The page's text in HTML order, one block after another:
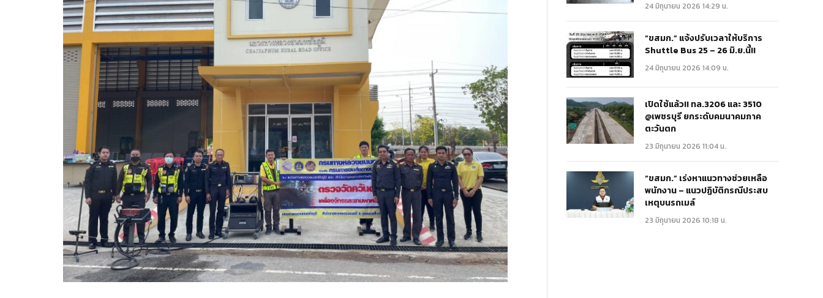
24 มิถุนายน 2026 14:29 น.
“ขสมก.” แจ้งปรับเวลาให้บริการ
Shuttle Bus 25 – 26 มิ.ย.นี้!!
24 มิถุนายน 2026 14:09 น.
เปิดใช้แล้ว!! ทล.3206 และ 3510
@เพชรบุรี ยกระดับคมนาคมภาค
ตะวันตก
23 มิถุนายน 2026 11:04 น.
“ขสมก.” เร่งหาแนวทางช่วยเหลือ
พนักงาน – แนวปฏิบัติกรณีประสบ
เหตุบนรถเมล์
23 มิถุนายน 2026 10:18 น.